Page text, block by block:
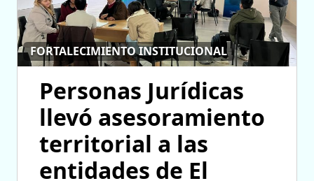
FORTALECIMIENTO INSTITUCIONAL
Personas Jurídicas
llevó asesoramiento
territorial a las
entidades de El